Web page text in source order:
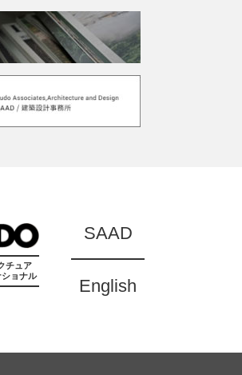
チュア
ョナル
SAAD
English